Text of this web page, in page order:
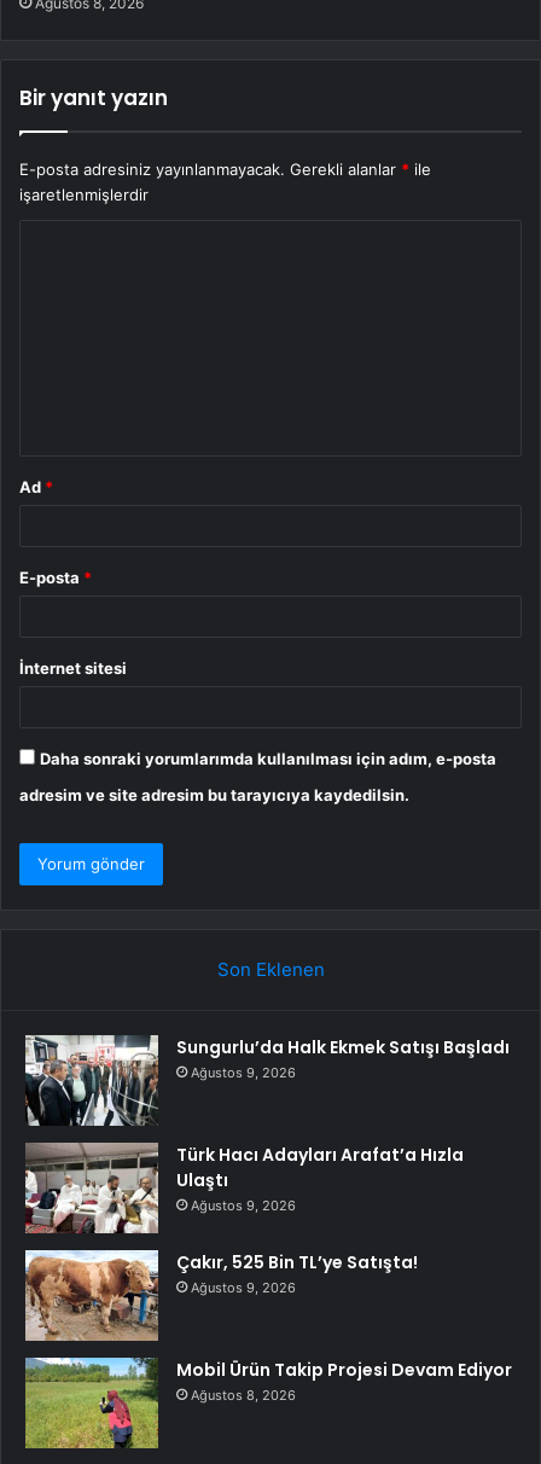
Bir yanıt yazın
E-posta adresiniz yayınlanmayacak. Gerekli alanlar * ile
işaretlenmişlerdir
Ad *
E-posta *
İnternet sitesi
Daha sonraki yorumlarımda kullanılması için adım, e-posta
adresim ve site adresim bu tarayıcıya kaydedilsin.
Son Eklenen
Sungurlu’da Halk Ekmek Satışı Başladı
Ağustos 9, 2026
Türk Hacı Adayları Arafat’a Hızla
Ulaştı
Ağustos 9, 2026
Çakır, 525 Bin TL’ye Satışta!
Ağustos 9, 2026
Mobil Ürün Takip Projesi Devam Ediyor
Ağustos 8, 2026